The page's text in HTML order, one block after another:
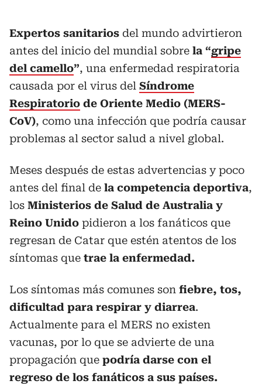
Expertos sanitarios del mundo advirtieron
antes del inicio del mundial sobre la “gripe
del camello”, una enfermedad respiratoria
causada por el virus del Síndrome
Respiratorio de Oriente Medio (MERS-
CoV), como una infección que podría causar
problemas al sector salud a nivel global.
Meses después de estas advertencias y poco
antes del final de la competencia deportiva,
los Ministerios de Salud de Australia y
Reino Unido pidieron a los fanáticos que
regresan de Catar que estén atentos de los
síntomas que trae la enfermedad.
Los síntomas más comunes son fiebre, tos,
dificultad para respirar y diarrea.
Actualmente para el MERS no existen
vacunas, por lo que se advierte de una
propagación que podría darse con el
regreso de los fanáticos a sus países.